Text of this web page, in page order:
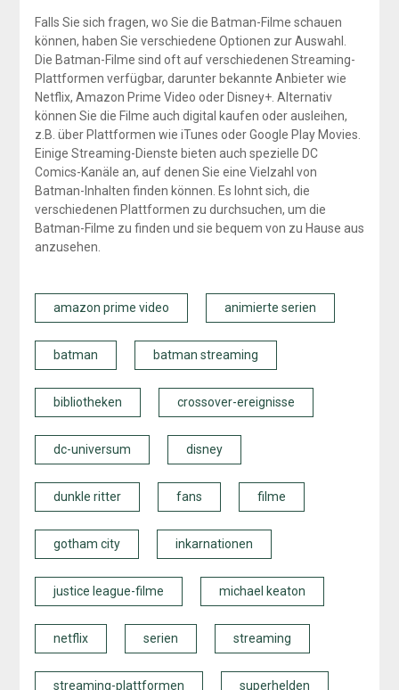
Falls Sie sich fragen, wo Sie die Batman-Filme schauen
können, haben Sie verschiedene Optionen zur Auswahl.
Die Batman-Filme sind oft auf verschiedenen Streaming-
Plattformen verfügbar, darunter bekannte Anbieter wie
Netflix, Amazon Prime Video oder Disney+. Alternativ
können Sie die Filme auch digital kaufen oder ausleihen,
z.B. über Plattformen wie iTunes oder Google Play Movies.
Einige Streaming-Dienste bieten auch spezielle DC
Comics-Kanäle an, auf denen Sie eine Vielzahl von
Batman-Inhalten finden können. Es lohnt sich, die
verschiedenen Plattformen zu durchsuchen, um die
Batman-Filme zu finden und sie bequem von zu Hause aus
anzusehen.
amazon prime video animierte serien
batman batman streaming
bibliotheken crossover-ereignisse
dc-universum disney
dunkle ritter fans filme
gotham city inkarnationen
justice league-filme michael keaton
netflix serien streaming
streaming-plattformen superhelden